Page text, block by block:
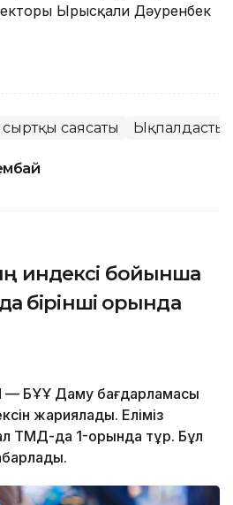
Ырысқали Дәуренбек
сыртқы саясаты Ықпалдастық
индексі бойынша
бірінші орында
— БҰҰ Даму бағдарламасы
жариялады. Еліміз
ТМД-да 1-орында тұр. Бұл